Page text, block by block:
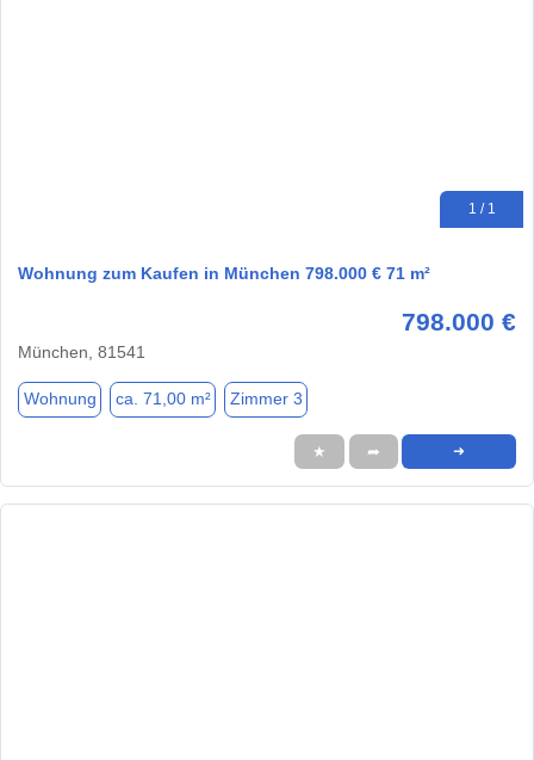
1 / 1
Wohnung zum Kaufen in München 798.000 € 71 m²
798.000 €
München, 81541
Wohnung ca. 71,00 m² Zimmer 3
★ ➦ ➜